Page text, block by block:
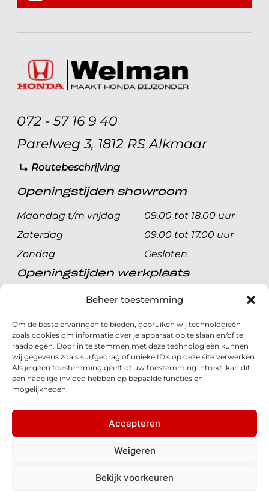
Beheer toestemming
Om de beste ervaringen te bieden, gebruiken wij technologieën
zoals cookies om informatie over je apparaat op te slaan en/of te
raadplegen. Door in te stemmen met deze technologieën kunnen
wij gegevens zoals surfgedrag of unieke ID's op deze site verwerken.
Als je geen toestemming geeft of uw toestemming intrekt, kan dit
een nadelige invloed hebben op bepaalde functies en
mogelijkheden.
Accepteren
Weigeren
Bekijk voorkeuren
072 - 57 16 9 40
Parelweg 3, 1812 RS Alkmaar
Routebeschrijving
Openingstijden showroom
Maandag t/m vrijdag
09.00 tot 18.00 uur
Zaterdag
09.00 tot 17.00 uur
Zondag
Gesloten
Openingstijden werkplaats
Maandag t/m vrijdag
08.00 tot 17.00 uur
Zondag
Gesloten
Volg ons
© 2026 - Honda Welman
Algemene voorwaarden